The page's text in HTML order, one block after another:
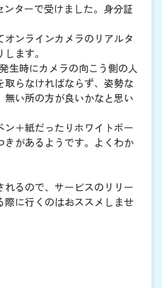
ターで受けました。身分証
ンラインカメラのリアルタ
ます。
生時にカメラの向こう側の人
らなければならず、姿勢な
い所の方が良いかなと思い
＋紙だったりホワイトボー
きがあるようです。よくわか
るので、サービスのリリー
に行くのはおススメしませ